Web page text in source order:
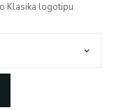
Klasika logotipu